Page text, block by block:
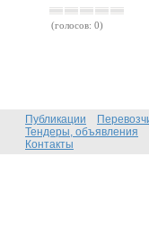
(голосов: 0)
Публикации
Тендеры, объявления
Контакты